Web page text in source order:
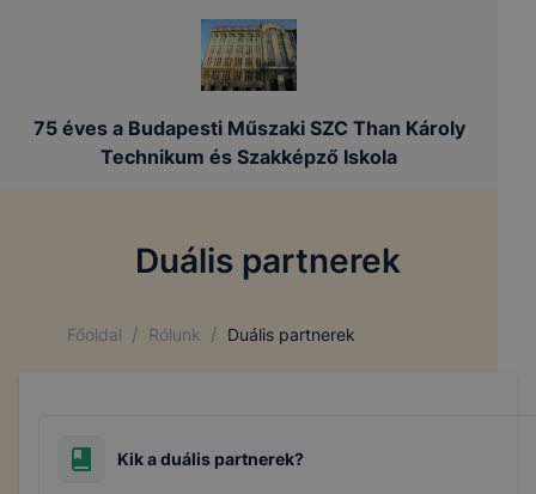
75 éves a Budapesti Műszaki SZC Than Károly
Technikum és Szakképző Iskola
Duális partnerek
Főoldal / Rólunk / Duális partnerek
Kik a duális partnerek?